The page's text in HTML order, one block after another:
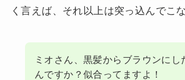
く言えば、それ以上は突っ込んでこ
ミオさん、黒髪からブラウンにし
んですか？似合ってますよ！